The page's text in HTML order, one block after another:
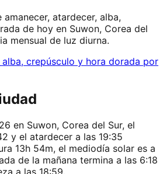
atardecer, alba,
de hoy en Suwon, Corea del
mensual de luz diurna.
alba, crepúsculo y hora dorada por
en Suwon, Corea del Sur, el
y el atardecer a las 19:35
13h 54m, el mediodía solar es a
de la mañana termina a las 6:18
a las 18:59.